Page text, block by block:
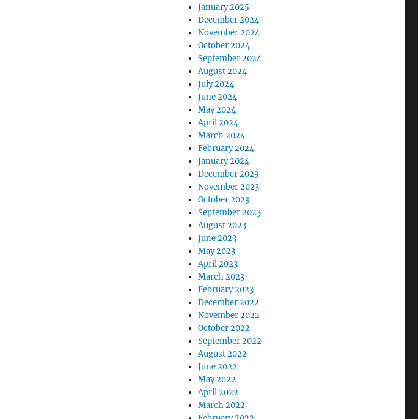
January 2025
December 2024
November 2024
October 2024
September 2024
August 2024
July 2024
June 2024
May 2024
April 2024
March 2024
February 2024
January 2024
December 2023
November 2023
October 2023
September 2023
August 2023
June 2023
May 2023
April 2023
March 2023
February 2023
December 2022
November 2022
October 2022
September 2022
August 2022
June 2022
May 2022
April 2022
March 2022